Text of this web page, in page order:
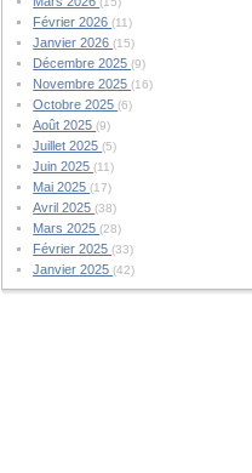
Février 2026(11)
Janvier 2026(15)
Décembre 2025(9)
Novembre 2025(16)
Octobre 2025(6)
Août 2025(9)
Juillet 2025(5)
Juin 2025(11)
Mai 2025(17)
Avril 2025(38)
Mars 2025(28)
Février 2025(33)
Janvier 2025(42)